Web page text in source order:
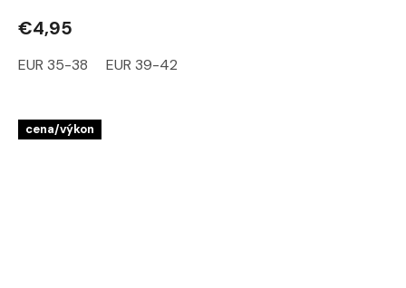
€4,95
EUR 35-38 EUR 39-42
cena/výkon